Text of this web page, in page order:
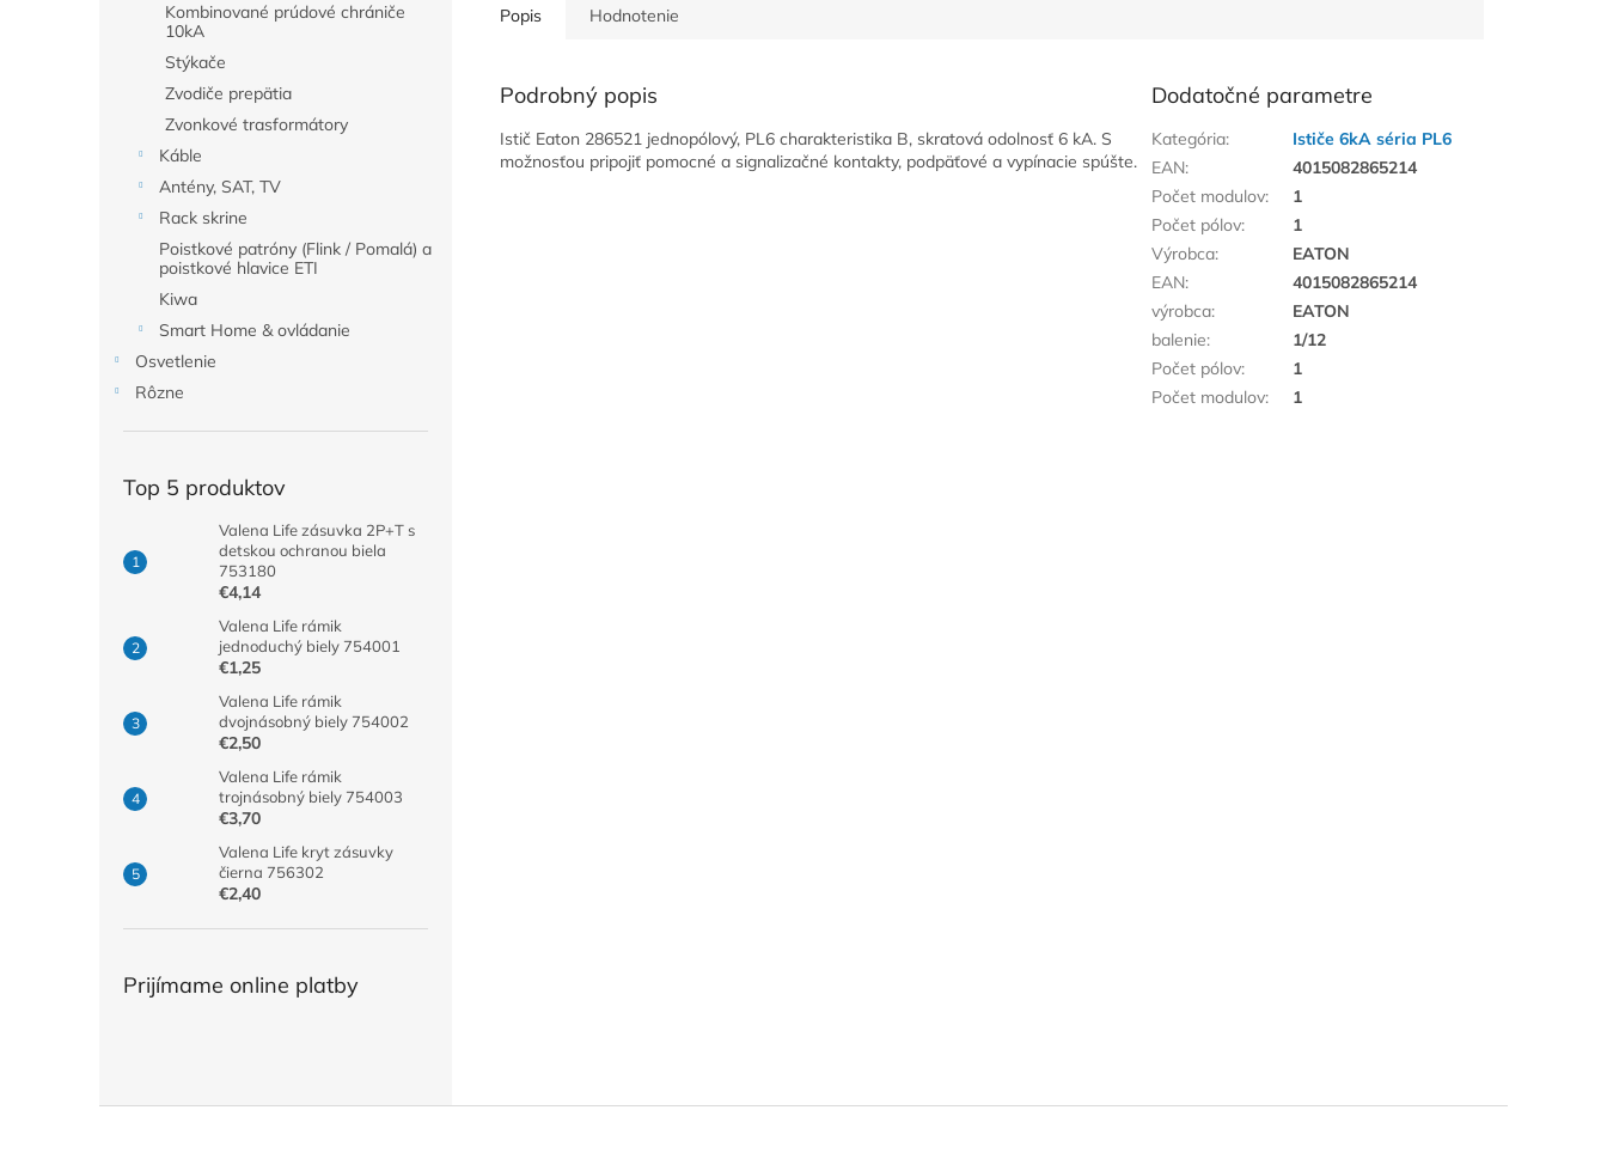
Kombinované prúdové chrániče
10kA
Stýkače
Zvodiče prepätia
Zvonkové trasformátory
Káble
Antény, SAT, TV
Rack skrine
Poistkové patróny (Flink / Pomalá) a
poistkové hlavice ETI
Kiwa
Smart Home & ovládanie
Osvetlenie
Rôzne
Top 5 produktov
Valena Life zásuvka 2P+T s
detskou ochranou biela
753180
€4,14
Valena Life rámik
jednoduchý biely 754001
€1,25
Valena Life rámik
dvojnásobný biely 754002
€2,50
Valena Life rámik
trojnásobný biely 754003
€3,70
Valena Life kryt zásuvky
čierna 756302
€2,40
Prijímame online platby
Popis Hodnotenie
Podrobný popis
Istič Eaton 286521 jednopólový, PL6 charakteristika B, skratová odolnosť 6 kA. S
možnosťou pripojiť pomocné a signalizačné kontakty, podpäťové a vypínacie spúšte.
Dodatočné parametre
Kategória:
Ističe 6kA séria PL6
EAN:
4015082865214
Počet modulov:
1
Počet pólov:
1
Výrobca:
EATON
EAN:
4015082865214
výrobca:
EATON
balenie:
1/12
Počet pólov:
1
Počet modulov: 1